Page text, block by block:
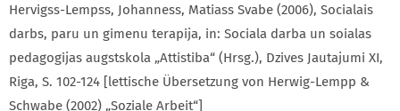
Hervigss-Lempss, Johanness, Matiass Svabe (2006), Socialais
darbs, paru un gimenu terapija, in: Sociala darba un soialas
pedagogijas augstskola „Attistiba“ (Hrsg.), Dzives Jautajumi XI,
Riga, S. 102-124 [lettische Übersetzung von Herwig-Lempp &
Schwabe (2002) „Soziale Arbeit“]